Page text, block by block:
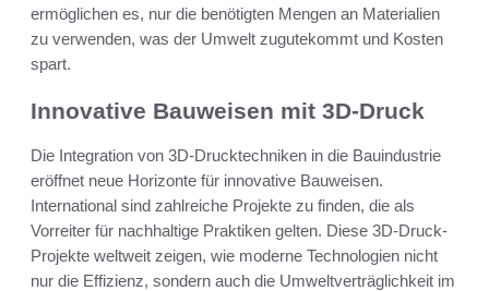
ermöglichen es, nur die benötigten Mengen an Materialien
zu verwenden, was der Umwelt zugutekommt und Kosten
spart.
Innovative Bauweisen mit 3D-Druck
Die Integration von 3D-Drucktechniken in die Bauindustrie
eröffnet neue Horizonte für innovative Bauweisen.
International sind zahlreiche Projekte zu finden, die als
Vorreiter für nachhaltige Praktiken gelten. Diese 3D-Druck-
Projekte weltweit zeigen, wie moderne Technologien nicht
nur die Effizienz, sondern auch die Umweltverträglichkeit im